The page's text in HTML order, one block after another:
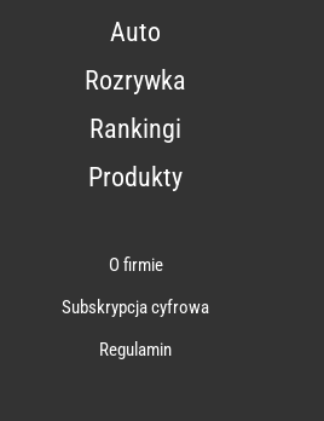
Auto
Rozrywka
Rankingi
Produkty
O firmie
Subskrypcja cyfrowa
Regulamin